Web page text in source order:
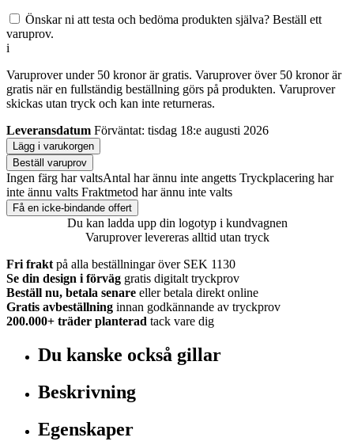
Önskar ni att testa och bedöma produkten själva? Beställ ett
varuprov.
i
Varuprover under 50 kronor är gratis. Varuprover över 50 kronor är
gratis när en fullständig beställning görs på produkten. Varuprover
skickas utan tryck och kan inte returneras.
Leveransdatum Förväntat: tisdag 18:e augusti 2026
Lägg i varukorgen
Beställ varuprov
Ingen färg har valtsAntal har ännu inte angetts Tryckplacering har
inte ännu valts Fraktmetod har ännu inte valts
Få en icke-bindande offert
Du kan ladda upp din logotyp i kundvagnen
Varuprover levereras alltid utan tryck
Fri frakt på alla beställningar över SEK 1130
Se din design i förväg gratis digitalt tryckprov
Beställ nu, betala senare eller betala direkt online
Gratis avbeställning innan godkännande av tryckprov
200.000+ träder planterad tack vare dig
Du kanske också gillar
Beskrivning
Egenskaper